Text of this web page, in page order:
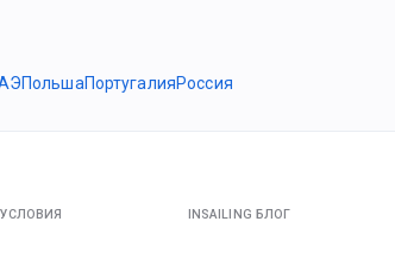
ПольшаПортугалияРоссия
INSAILING БЛОГ